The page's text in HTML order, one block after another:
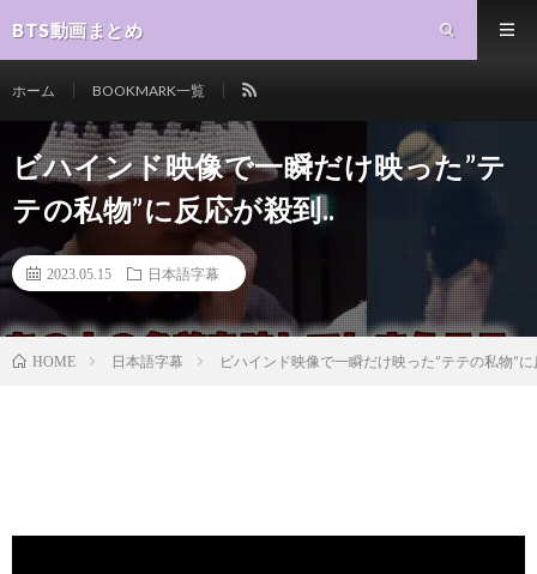
BTS動画まとめ
ホーム BOOKMARK一覧
ビハインド映像で一瞬だけ映った”テ
テの私物”に反応が殺到..
2023.05.15 日本語字幕
HOME 日本語字幕 ビハインド映像で一瞬だけ映った”テテの私物”